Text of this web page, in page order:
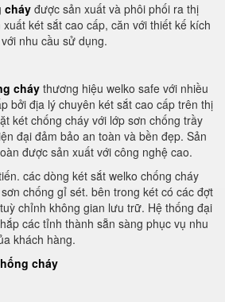
cháy được sản xuất và phôi phối ra thị
két sắt cao cấp, căn với thiết kế kích
nhu cầu sử dụng.
cháy thương hiệu welko safe với nhiều
bởi địa lý chuyên két sắt cao cấp trên thị
két chống cháy với lớp sơn chống trầy
đại đảm bảo an toàn và bền đẹp. Sản
được sản xuất với công nghệ cao.
các dòng két sắt welko chống cháy
chống gỉ sét. bên trong két có các đợt
chỉnh không gian lưu trữ. Hệ thống đại
các tỉnh thành sẵn sàng phục vụ nhu
khách hàng.
cháy